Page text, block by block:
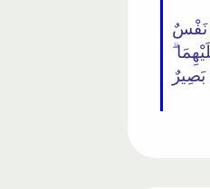
نَفْسٌ
بَصِيرٌ